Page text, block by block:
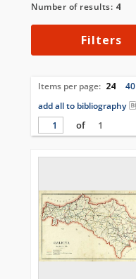
Number of results: 4
Filters
Items per page: 24 40
add all to bibliography
of
1